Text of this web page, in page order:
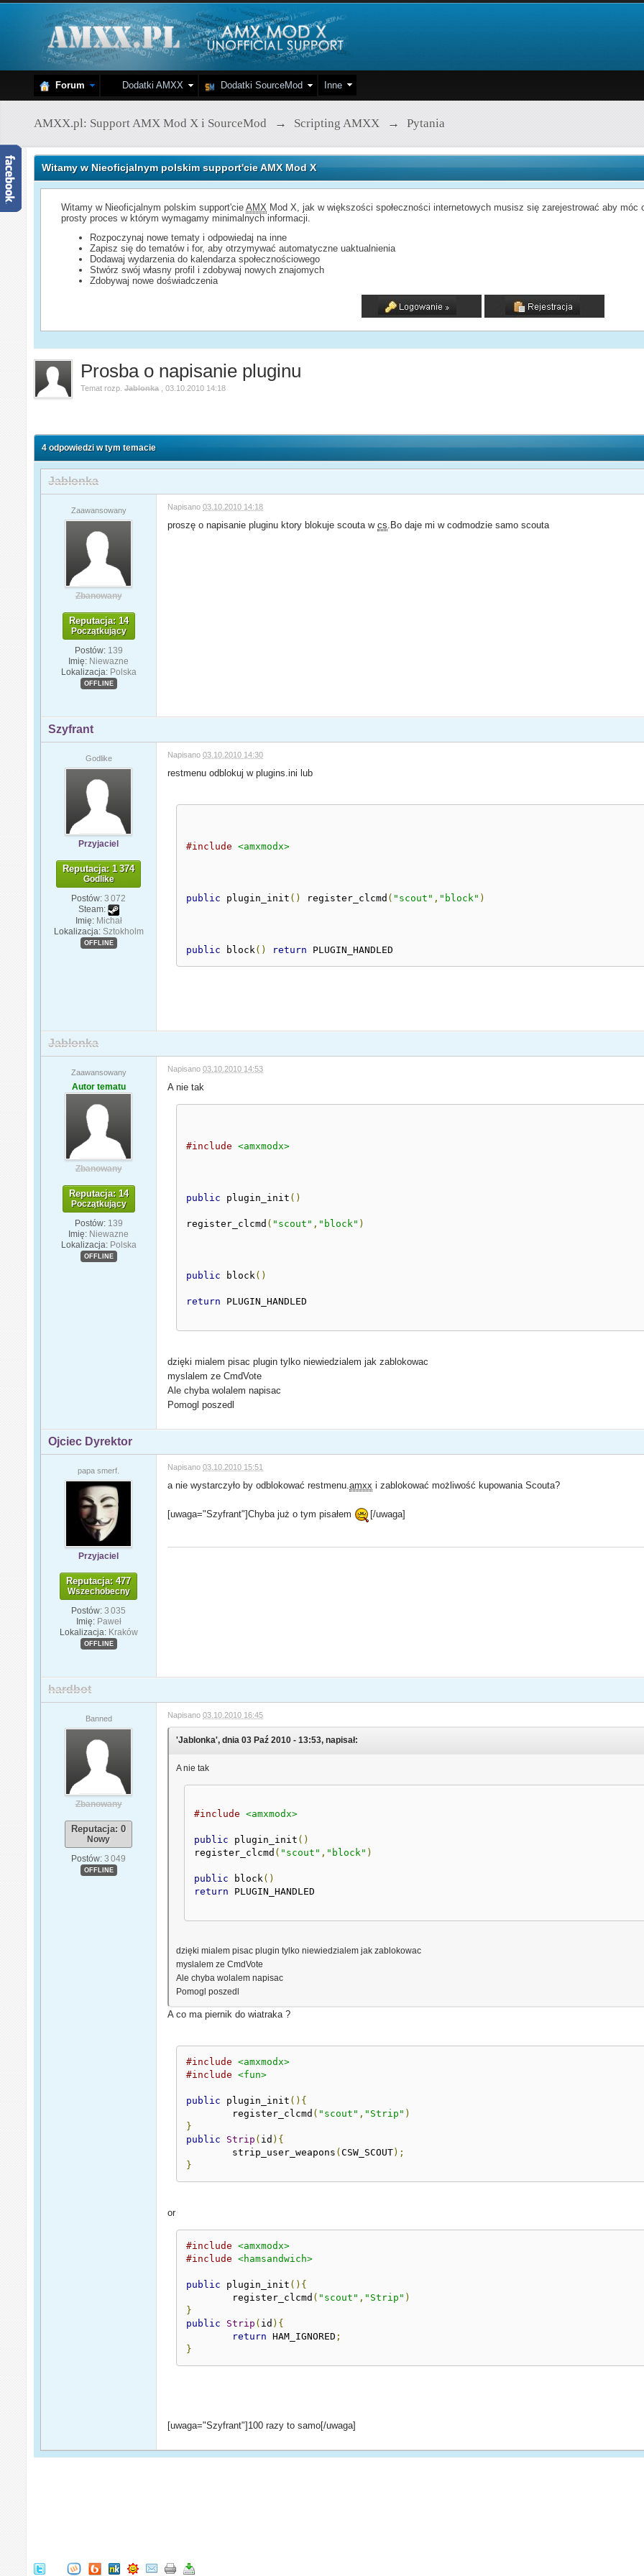
Forum Dodatki AMXX Dodatki SourceMod Inne
AMXX.pl: Support AMX Mod X i SourceMod → Scripting AMXX → Pytania
Witamy w Nieoficjalnym polskim support'cie AMX Mod X
Witamy w Nieoficjalnym polskim support'cieAMX Mod X, jak w większości społeczności internetowych musisz się zarejestrować aby
prosty proces w którym wymagamy minimalnych informacji.
Rozpoczynaj nowe tematy i odpowiedaj na inne
Zapisz się do tematów i for, aby otrzymywać automatyczne uaktualnienia
Dodawaj wydarzenia do kalendarza społecznościowego
Stwórz swój własny profil i zdobywaj nowych znajomych
Zdobywaj nowe doświadczenia
Prosba o napisanie pluginu
Temat rozp.Jablonka ,03.10.2010 14:18
4 odpowiedzi w tym temacie
Jablonka
Zaawansowany
Zbanowany
Reputacja: 14
Początkujący
Postów: 139
Imię: Niewazne
Lokalizacja: Polska
OFFLINE
Napisano03.10.2010 14:18
proszę o napisanie pluginu ktory blokuje scouta wcs .Bo daje mi w codmodzie samo scouta
Szyfrant
Godlike
Przyjaciel
Reputacja: 1 374
Godlike
Postów: 3 072
Steam:
Imię: Michał
Lokalizacja: Sztokholm
OFFLINE
Napisano03.10.2010 14:30
restmenu odblokuj w plugins.ini lub
#include <amxmodx>
public plugin_init () register_clcmd ( "scout" , "block" )
public block () return PLUGIN_HANDLED
Jablonka
Zaawansowany
Autor tematu
Zbanowany
Reputacja: 14
Początkujący
Postów: 139
Imię: Niewazne
Lokalizacja: Polska
OFFLINE
Napisano03.10.2010 14:53
A nie tak
#include <amxmodx>
public plugin_init ()
register_clcmd ( "scout" , "block" )
public block ()
return PLUGIN_HANDLED
dzięki mialem pisac plugin tylko niewiedzialem jak zablokowac
myslalem ze CmdVote
Ale chyba wolalem napisac
Pomogl poszedl
Ojciec Dyrektor
papa smerf.
Przyjaciel
Reputacja: 477
Wszechobecny
Postów: 3 035
Imię: Paweł
Lokalizacja: Kraków
OFFLINE
Napisano03.10.2010 15:51
a nie wystarczyło by odblokować restmenu.amxx i zablokować możliwość kupowania Scouta?
[uwaga="Szyfrant"]Chyba już o tym pisałem [/uwaga]
hardbot
Banned
Zbanowany
Reputacja: 0
Nowy
Postów: 3 049
OFFLINE
Napisano03.10.2010 16:45
'Jablonka', dnia 03 Paź 2010 - 13:53, napisał:
A nie tak
#include <amxmodx>
public plugin_init ()
register_clcmd ( "scout" , "block" )
public block ()
return PLUGIN_HANDLED
dzięki mialem pisac plugin tylko niewiedzialem jak zablokowac
myslalem ze CmdVote
Ale chyba wolalem napisac
Pomogl poszedl
A co ma piernik do wiatraka ?
#include
<amxmodx>
#include
<fun>
public plugin_init (){
	register_clcmd
( "scout" , "Strip" )
}
public
Strip ( id ){
	strip_user_weapons
(CSW_SCOUT);
}
or
#include
<amxmodx>
#include
<hamsandwich>
public plugin_init (){
	register_clcmd
( "scout" , "Strip" )
}
public
Strip ( id ){
return HAM_IGNORED ;
}
[uwaga="Szyfrant"]100 razy to samo[/uwaga]